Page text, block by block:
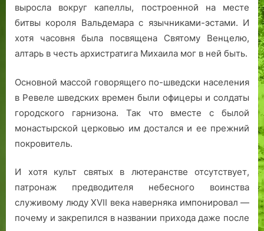
выросла вокруг капеллы, построенной на месте
битвы короля Вальдемара с язычниками-эстами. И
хотя часовня была посвящена Святому Венцелю,
алтарь в честь архистратига Михаила мог в ней быть.
Основной массой говорящего по-шведски населения
в Ревеле шведских времен были офицеры и солдаты
городского гарнизона. Так что вместе с былой
монастырской церковью им достался и ее прежний
покровитель.
И хотя культ святых в лютеранстве отсутствует,
патронаж предводителя небесного воинства
служивому люду XVII века наверняка импонировал —
почему и закрепился в названии прихода даже после